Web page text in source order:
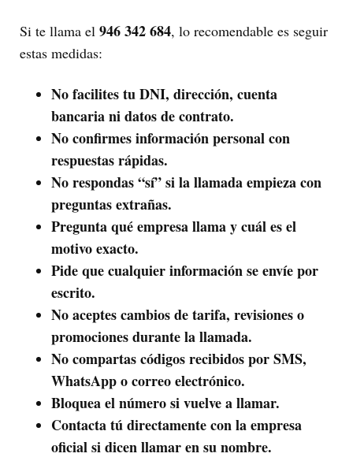
Si te llama el 946 342 684, lo recomendable es seguir
estas medidas:
No facilites tu DNI, dirección, cuenta
bancaria ni datos de contrato.
No confirmes información personal con
respuestas rápidas.
No respondas “sí” si la llamada empieza con
preguntas extrañas.
Pregunta qué empresa llama y cuál es el
motivo exacto.
Pide que cualquier información se envíe por
escrito.
No aceptes cambios de tarifa, revisiones o
promociones durante la llamada.
No compartas códigos recibidos por SMS,
WhatsApp o correo electrónico.
Bloquea el número si vuelve a llamar.
Contacta tú directamente con la empresa
oficial si dicen llamar en su nombre.